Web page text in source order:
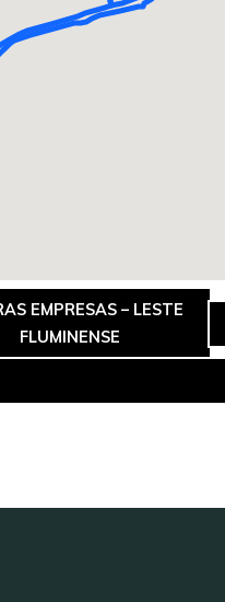
EMPRESAS – LESTE
FLUMINENSE